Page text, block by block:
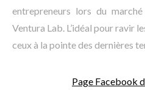
entrepreneurs lors du
Ventura Lab. L’idéal pour ravir
ceux à la pointe des dernières
Page Facebook